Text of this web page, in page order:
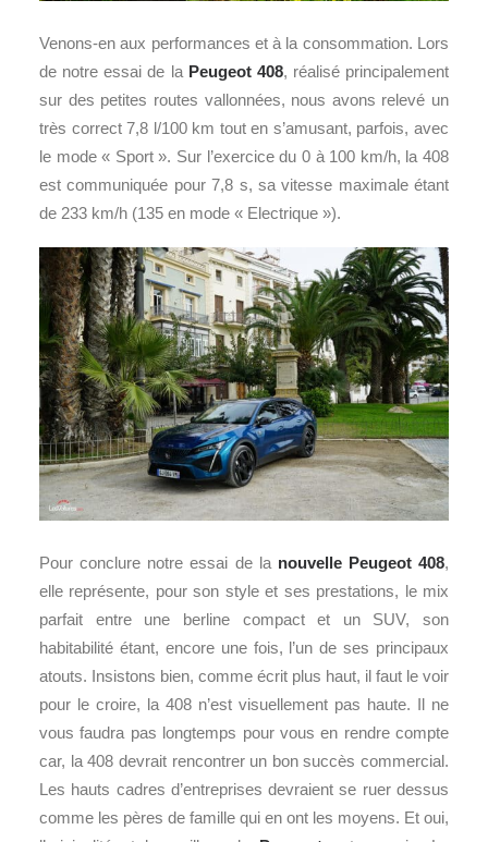
Venons-en aux performances et à la consommation. Lors
de notre essai de la Peugeot 408, réalisé principalement
sur des petites routes vallonnées, nous avons relevé un
très correct 7,8 l/100 km tout en s’amusant, parfois, avec
le mode « Sport ». Sur l’exercice du 0 à 100 km/h, la 408
est communiquée pour 7,8 s, sa vitesse maximale étant
de 233 km/h (135 en mode « Electrique »).
Pour conclure notre essai de la nouvelle Peugeot 408,
elle représente, pour son style et ses prestations, le mix
parfait entre une berline compact et un SUV, son
habitabilité étant, encore une fois, l’un de ses principaux
atouts. Insistons bien, comme écrit plus haut, il faut le voir
pour le croire, la 408 n’est visuellement pas haute. Il ne
vous faudra pas longtemps pour vous en rendre compte
car, la 408 devrait rencontrer un bon succès commercial.
Les hauts cadres d’entreprises devraient se ruer dessus
comme les pères de famille qui en ont les moyens. Et oui,